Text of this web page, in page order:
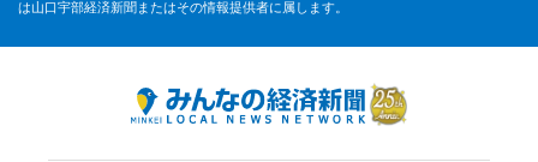
は山口宇部経済新聞またはその情報提供者に属します。